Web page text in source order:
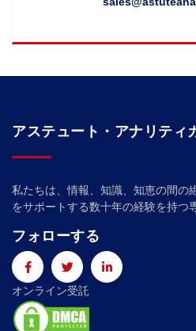
アステュート・アナリティ
私たちは、情報、知識、知恵の間の
をサポートする数十年の経験を持つ
フォローする
オンライン受託